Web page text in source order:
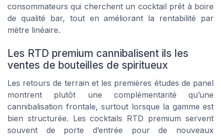
consommateurs qui cherchent un cocktail prêt à boire
de qualité bar, tout en améliorant la rentabilité par
mètre linéaire.
Les RTD premium cannibalisent ils les
ventes de bouteilles de spiritueux
Les retours de terrain et les premières études de panel
montrent plutôt une complémentarité qu’une
cannibalisation frontale, surtout lorsque la gamme est
bien structurée. Les cocktails RTD premium servent
souvent de porte d’entrée pour de nouveaux